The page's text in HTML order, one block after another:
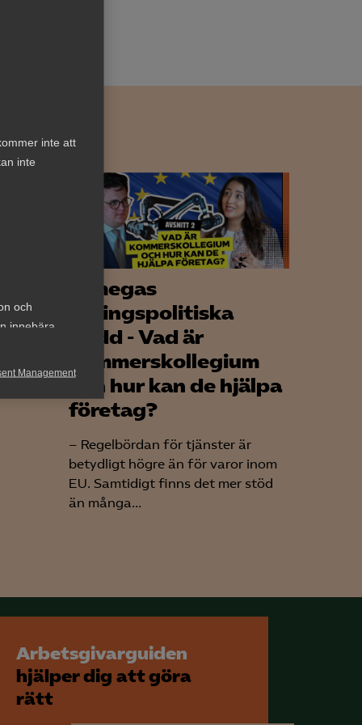
inte att
inte
och
innebära
Management
Almegas
näringspolitiska
podd - Vad är
kommerskollegium
och hur kan de hjälpa
företag?
– Regelbördan för tjänster är
betydligt högre än för varor inom
EU. Samtidigt finns det mer stöd
än många...
Arbetsgivarguiden
hjälper dig att göra
rätt